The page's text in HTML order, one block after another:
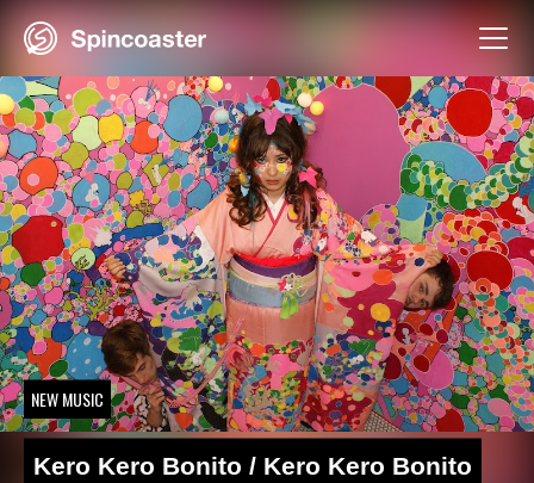
Skip
NEW MUSIC
Kero Kero Bonito / Kero Kero Bonito